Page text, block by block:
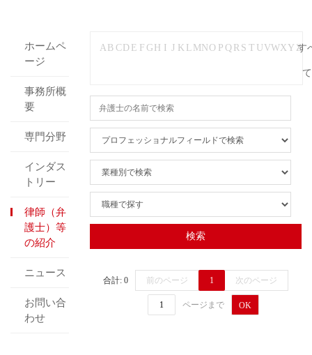
ホームペ
ージ
事務所概
要
専門分野
インダス
トリー
律師（弁
護士）等
の紹介
ニュース
お問い合
わせ
A B C D E F G H I J K L M N O P Q R S T U VWX Y Z
す
て
合計: 0 前のページ 1 次のページ
ページまで OK